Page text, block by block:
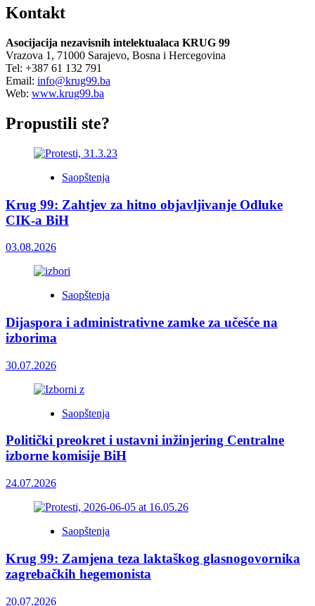
Kontakt
Asocijacija nezavisnih intelektualaca KRUG 99
Vrazova 1, 71000 Sarajevo, Bosna i Hercegovina
Tel: +387 61 132 791
Email: info@krug99.ba
Web: www.krug99.ba
Propustili ste?
Saopštenja
Krug 99: Zahtjev za hitno objavljivanje Odluke
CIK-a BiH
03.08.2026
Saopštenja
Dijaspora i administrativne zamke za učešće na
izborima
30.07.2026
Saopštenja
Politički preokret i ustavni inžinjering Centralne
izborne komisije BiH
24.07.2026
Saopštenja
Krug 99: Zamjena teza laktaškog glasnogovornika
zagrebačkih hegemonista
20.07.2026